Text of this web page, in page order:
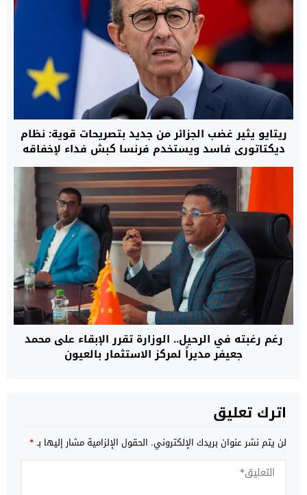
ريتايو يثير غضب الجزائر من جديد بتصريحات قوية: نظام
ديكتاتوري فاسد ويستخدم فرنسا كبش فداء لإخفاقه
الداخلي
رغم رغبته في الرحيل.. الوزارة تقرر الإبقاء على محمد
جعيفر مديراً لمركز الاستثمار بالعيون
اترك تعليق
لن يتم نشر عنوان بريدك الإلكتروني. الحقول الإلزامية مشار إليها بـ*